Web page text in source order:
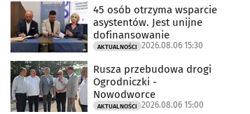
45 osób otrzyma wsparcie
asystentów. Jest unijne
dofinansowanie
AKTUALNOŚCI 2026.08.06 15:30
Rusza przebudowa drogi
Ogrodniczki -
Nowodworce
AKTUALNOŚCI 2026.08.06 15:00